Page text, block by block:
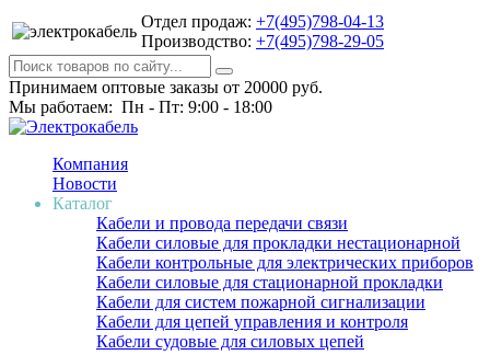
Отдел продаж: +7(495)798-04-13
Производство: +7(495)798-29-05
Принимаем оптовые заказы от 20000 руб.
Мы работаем: Пн - Пт: 9:00 - 18:00
Компания
Новости
Каталог
Кабели и провода передачи связи
Кабели силовые для прокладки нестационарной
Кабели контрольные для электрических приборов
Кабели силовые для стационарной прокладки
Кабели для систем пожарной сигнализации
Кабели для цепей управления и контроля
Кабели судовые для силовых цепей